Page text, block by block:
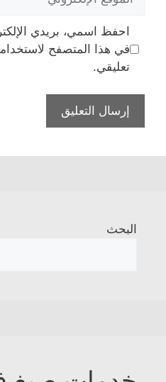
الإلكتروني
احفظ اسمي، بريدي
في هذا المتصفح
تعليقي.
البحث